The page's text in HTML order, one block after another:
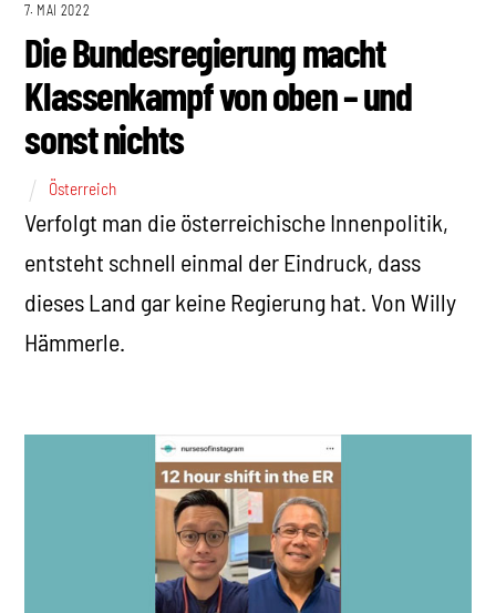
7. MAI 2022
Die Bundesregierung macht
Klassenkampf von oben – und
sonst nichts
Österreich
Verfolgt man die österreichische Innenpolitik,
entsteht schnell einmal der Eindruck, dass
dieses Land gar keine Regierung hat. Von Willy
Hämmerle.